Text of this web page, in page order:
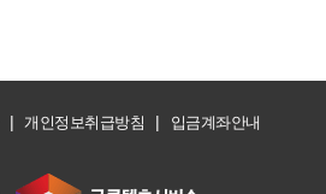
| 개인정보취급방침 | 입금계좌안내